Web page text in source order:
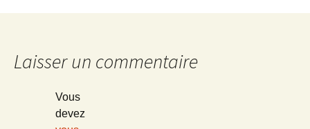
des
articles
Laisser un commentaire
Vous
devez